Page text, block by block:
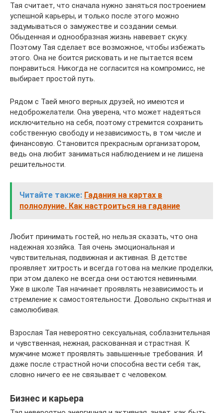
Тая считает, что сначала нужно заняться построением
успешной карьеры, и только после этого можно
задумываться о замужестве и создании семьи.
Обыденная и однообразная жизнь навевает скуку.
Поэтому Тая сделает все возможное, чтобы избежать
этого. Она не боится рисковать и не пытается всем
понравиться. Никогда не согласится на компромисс, не
выбирает простой путь.
Рядом с Таей много верных друзей, но имеются и
недоброжелатели. Она уверена, что может надеяться
исключительно на себя, поэтому стремится сохранить
собственную свободу и независимость, в том числе и
финансовую. Становится прекрасным организатором,
ведь она любит заниматься наблюдением и не лишена
решительности.
Читайте также: Гадания на картах в
полнолуние. Как настроиться на гадание
Любит принимать гостей, но нельзя сказать, что она
надежная хозяйка. Тая очень эмоциональная и
чувствительная, подвижная и активная. В детстве
проявляет хитрость и всегда готова на мелкие проделки,
при этом далеко не всегда они остаются невинными.
Уже в школе Тая начинает проявлять независимость и
стремление к самостоятельности. Довольно скрытная и
самолюбивая.
Взрослая Тая невероятно сексуальная, соблазнительная
и чувственная, нежная, раскованная и страстная. К
мужчине может проявлять завышенные требования. И
даже после страстной ночи способна вести себя так,
словно ничего ее не связывает с человеком.
Бизнес и карьера